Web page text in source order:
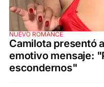
NUEVO ROMANCE
Camilota presentó
emotivo mensaje:
escondernos"